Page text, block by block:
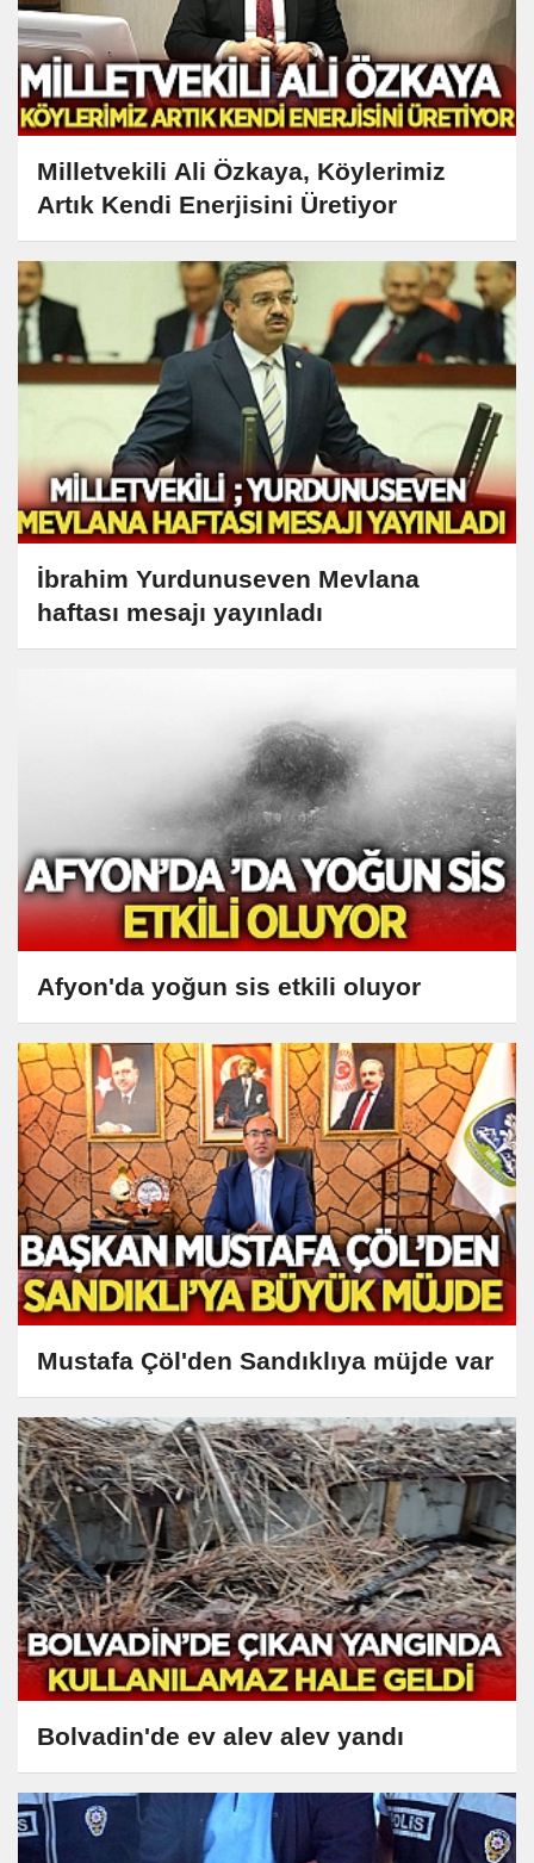
Milletvekili Ali Özkaya, Köylerimiz
Artık Kendi Enerjisini Üretiyor
İbrahim Yurdunuseven Mevlana
haftası mesajı yayınladı
Afyon'da yoğun sis etkili oluyor
Mustafa Çöl'den Sandıklıya müjde var
Bolvadin'de ev alev alev yandı